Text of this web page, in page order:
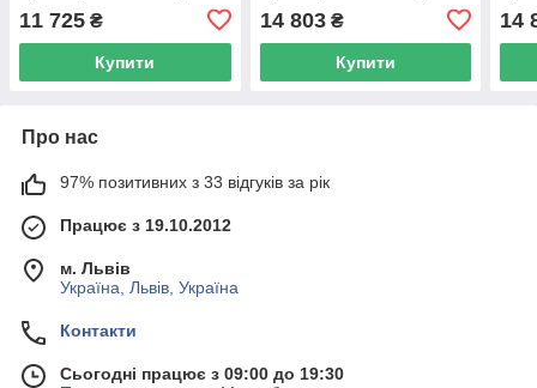
11 725 ₴
Купити
14 803₴
Купити
14
Про нас
97% позитивних з 33 відгуків за рік
Працює з 19.10.2012
м. Львів
Україна, Львів, Україна
Контакти
Сьогодні працює з 09:00 до 19:30